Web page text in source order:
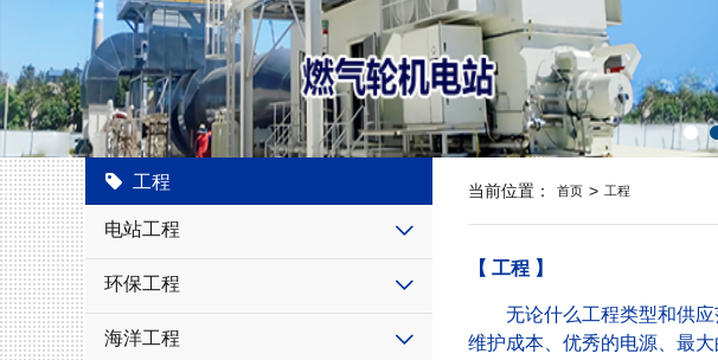
工程
电站工程
环保工程
海洋工程
当前位置： 首页 > 工程
【 工程 】
无论什么工程类型和供应
维护成本、优秀的电源、最